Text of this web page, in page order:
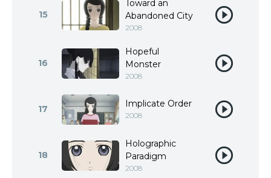
15
Toward an
Abandoned City
2008
16
Hopeful
Monster
2008
17 Implicate Order
2008
18
Holographic
Paradigm
2008